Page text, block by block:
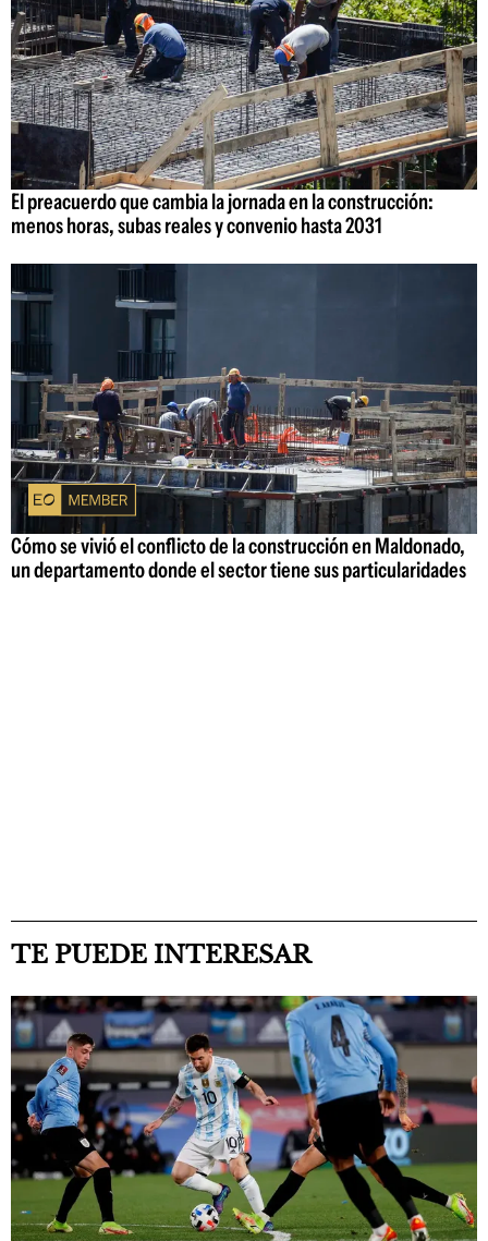
El preacuerdo que cambia la jornada en la construcción:
menos horas, subas reales y convenio hasta 2031
Cómo se vivió el conflicto de la construcción en Maldonado,
un departamento donde el sector tiene sus particularidades
TE PUEDE INTERESAR